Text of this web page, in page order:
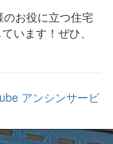
お役に立つ住宅
います！ぜひ、
アンシンサービ